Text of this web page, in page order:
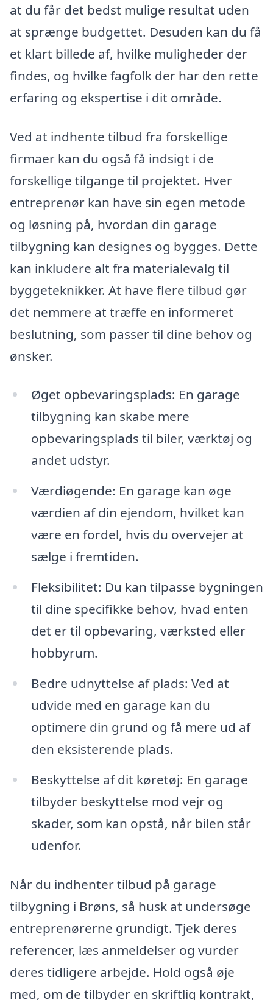
at du får det bedst mulige resultat uden
at sprænge budgettet. Desuden kan du få
et klart billede af, hvilke muligheder der
findes, og hvilke fagfolk der har den rette
erfaring og ekspertise i dit område.
Ved at indhente tilbud fra forskellige
firmaer kan du også få indsigt i de
forskellige tilgange til projektet. Hver
entreprenør kan have sin egen metode
og løsning på, hvordan din garage
tilbygning kan designes og bygges. Dette
kan inkludere alt fra materialevalg til
byggeteknikker. At have flere tilbud gør
det nemmere at træffe en informeret
beslutning, som passer til dine behov og
ønsker.
Øget opbevaringsplads: En garage
tilbygning kan skabe mere
opbevaringsplads til biler, værktøj og
andet udstyr.
Værdiøgende: En garage kan øge
værdien af din ejendom, hvilket kan
være en fordel, hvis du overvejer at
sælge i fremtiden.
Fleksibilitet: Du kan tilpasse bygningen
til dine specifikke behov, hvad enten
det er til opbevaring, værksted eller
hobbyrum.
Bedre udnyttelse af plads: Ved at
udvide med en garage kan du
optimere din grund og få mere ud af
den eksisterende plads.
Beskyttelse af dit køretøj: En garage
tilbyder beskyttelse mod vejr og
skader, som kan opstå, når bilen står
udenfor.
Når du indhenter tilbud på garage
tilbygning i Brøns, så husk at undersøge
entreprenørerne grundigt. Tjek deres
referencer, læs anmeldelser og vurder
deres tidligere arbejde. Hold også øje
med, om de tilbyder en skriftlig kontrakt,